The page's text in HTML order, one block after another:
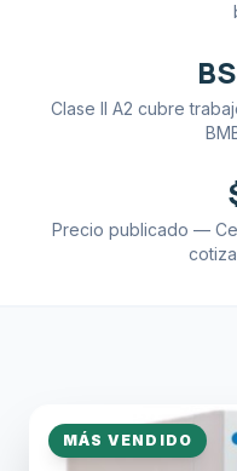
Clase II A2 cubre
Precio publicado —
MÁS VENDIDO